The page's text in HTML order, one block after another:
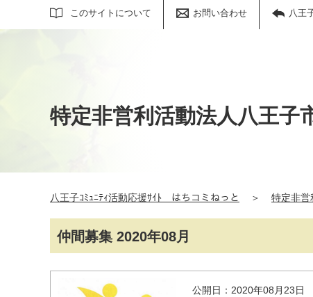
このサイトについて お問い合わせ 八王
サイト内検索
特定非営利活動法人八王子
八王子ｺﾐｭﾆﾃｨ活動応援ｻｲﾄ はちコミねっと ＞ 特定非営
仲間募集 2020年08月
公開日：2020年08月23日